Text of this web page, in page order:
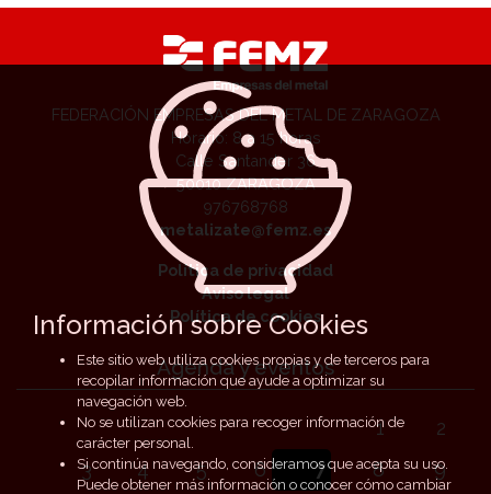
FEDERACIÓN EMPRESAS DEL METAL DE ZARAGOZA
Horario: 8 a 15 horas
Calle Santander 36
50010 ZARAGOZA
976768768
metalizate@femz.es
Política de privacidad
Aviso legal
Política de cookies
Agenda y eventos
1
2
3
4 5 6 7 8 9
Información sobre Cookies
Este sitio web utiliza cookies propias y de terceros para
recopilar información que ayude a optimizar su
navegación web.
No se utilizan cookies para recoger información de
carácter personal.
Si continúa navegando, consideramos que acepta su uso.
Puede obtener más información o conocer cómo cambiar